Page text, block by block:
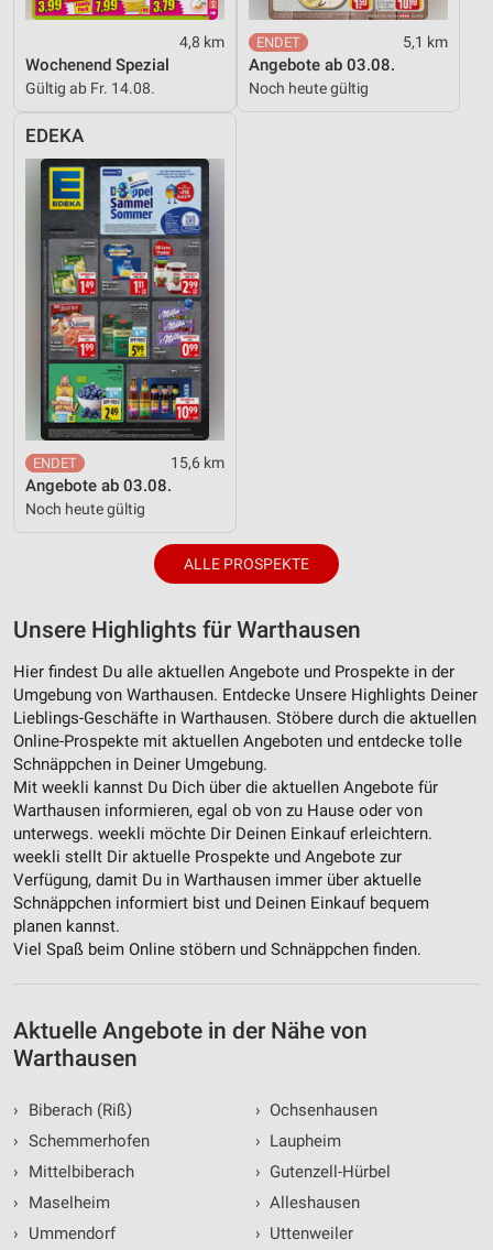
4,8 km
Wochenend Spezial
Gültig ab Fr. 14.08.
5,1 km
Angebote ab 03.08.
Noch heute gültig
EDEKA
15,6 km
Angebote ab 03.08.
Noch heute gültig
ALLE PROSPEKTE
Unsere Highlights für Warthausen
Hier findest Du alle aktuellen Angebote und Prospekte in der
Umgebung von Warthausen. Entdecke Unsere Highlights Deiner
Lieblings-Geschäfte in Warthausen. Stöbere durch die aktuellen
Online-Prospekte mit aktuellen Angeboten und entdecke tolle
Schnäppchen in Deiner Umgebung.
Mit weekli kannst Du Dich über die aktuellen Angebote für
Warthausen informieren, egal ob von zu Hause oder von
unterwegs. weekli möchte Dir Deinen Einkauf erleichtern.
weekli stellt Dir aktuelle Prospekte und Angebote zur
Verfügung, damit Du in Warthausen immer über aktuelle
Schnäppchen informiert bist und Deinen Einkauf bequem
planen kannst.
Viel Spaß beim Online stöbern und Schnäppchen finden.
Aktuelle Angebote in der Nähe von
Warthausen
›
Biberach (Riß)
› Schemmerhofen
›
Mittelbiberach
›
Maselheim
›
Ummendorf
› Ochsenhausen
› Laupheim
› Gutenzell-Hürbel
› Alleshausen
› Uttenweiler